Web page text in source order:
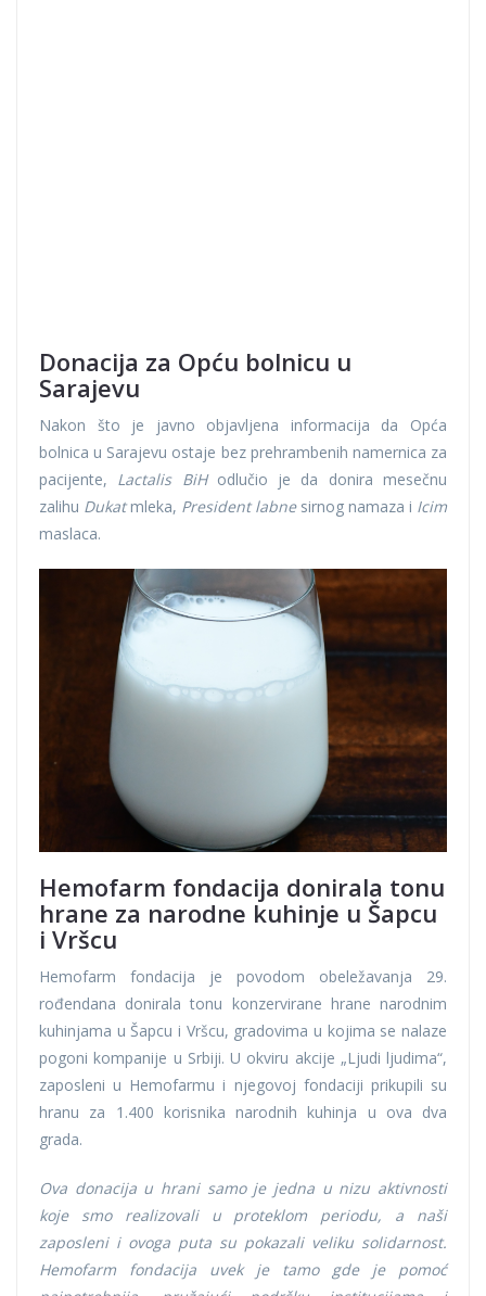
Donacija za Opću bolnicu u
Sarajevu
Nakon što je javno objavljena informacija da Opća
bolnica u Sarajevu ostaje bez prehrambenih namernica za
pacijente, Lactalis BiHodlučio je da donira mesečnu
zalihu Dukatmleka, President labnesirnog namaza i Icim
maslaca.
Hemofarm fondacija donirala tonu
hrane za narodne kuhinje u Šapcu
i Vršcu
Hemofarm fondacija je povodom obeležavanja 29.
rođendana donirala tonu konzervirane hrane narodnim
kuhinjama u Šapcu i Vršcu, gradovima u kojima se nalaze
pogoni kompanije u Srbiji. U okviru akcije „Ljudi ljudima“,
zaposleni u Hemofarmu i njegovoj fondaciji prikupili su
hranu za 1.400 korisnika narodnih kuhinja u ova dva
grada.
Ova donacija u hrani samo je jedna u nizu aktivnosti
koje smo realizovali u proteklom periodu, a naši
zaposleni i ovoga puta su pokazali veliku solidarnost.
Hemofarm fondacija uvek je tamo gde je pomoć